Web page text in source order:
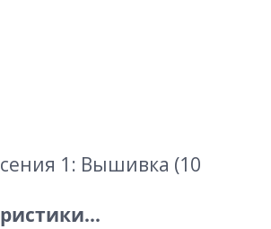
1: Вышивка (10